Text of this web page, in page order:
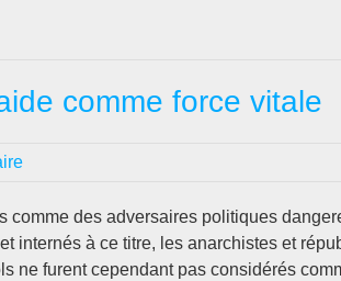
comme force vitale
comme des adversaires politiques
internés à ce titre, les anarchistes et
ne furent cependant pas considérés